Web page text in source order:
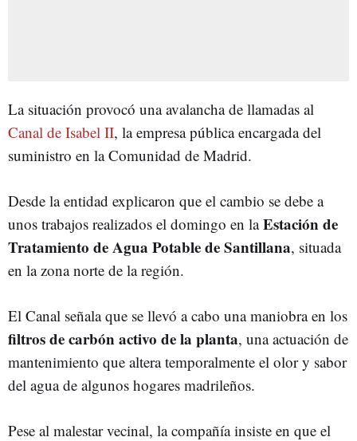
La situación provocó una avalancha de llamadas al
Canal de Isabel II, la empresa pública encargada del
suministro en la Comunidad de Madrid.
Desde la entidad explicaron que el cambio se debe a
unos trabajos realizados el domingo en laEstación de
Tratamiento de Agua Potable de Santillana, situada
en la zona norte de la región.
El Canal señala que se llevó a cabo una maniobra en los
filtros de carbón activo de la planta, una actuación de
mantenimiento que altera temporalmente el olor y sabor
del agua de algunos hogares madrileños.
Pese al malestar vecinal, la compañía insiste en que el